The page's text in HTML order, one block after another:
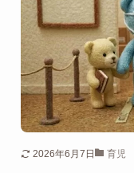
2026年6月7日 育児